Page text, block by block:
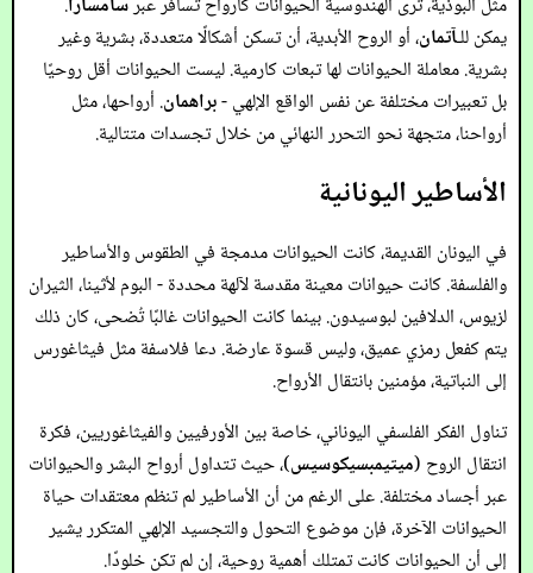
مثل البوذية، ترى الهندوسية الحيوانات كأرواح تسافر عبرسامسارا.
يمكن للـآتمان، أو الروح الأبدية، أن تسكن أشكالًا متعددة، بشرية وغير
بشرية. معاملة الحيوانات لها تبعات كارمية. ليست الحيوانات أقل روحيًا
بل تعبيرات مختلفة عن نفس الواقع الإلهي -براهمان. أرواحها، مثل
أرواحنا، متجهة نحو التحرر النهائي من خلال تجسدات متتالية.
الأساطير اليونانية
في اليونان القديمة، كانت الحيوانات مدمجة في الطقوس والأساطير
والفلسفة. كانت حيوانات معينة مقدسة لآلهة محددة - البوم لأثينا، الثيران
لزيوس، الدلافين لبوسيدون. بينما كانت الحيوانات غالبًا تُضحى، كان ذلك
يتم كفعل رمزي عميق، وليس قسوة عارضة. دعا فلاسفة مثل فيثاغورس
إلى النباتية، مؤمنين بانتقال الأرواح.
تناول الفكر الفلسفي اليوناني، خاصة بين الأورفيين والفيثاغوريين، فكرة
انتقال الروح (ميتيمبسيكوسيس)، حيث تتداول أرواح البشر والحيوانات
عبر أجساد مختلفة. على الرغم من أن الأساطير لم تنظم معتقدات حياة
الحيوانات الآخرة، فإن موضوع التحول والتجسيد الإلهي المتكرر يشير
إلى أن الحيوانات كانت تمتلك أهمية روحية، إن لم تكن خلودًا.